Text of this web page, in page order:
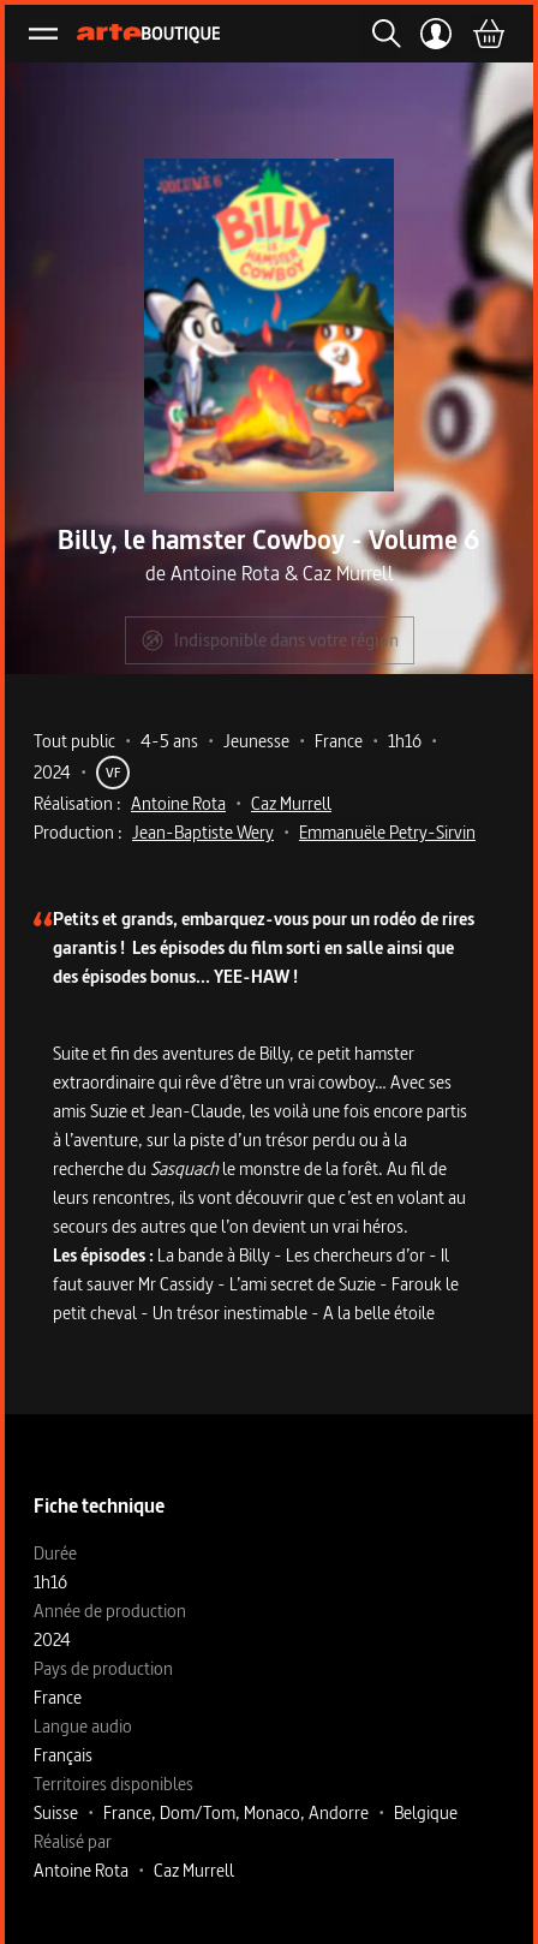
Ouvrir le menu
Billy, le hamster Cowboy - Volume 6
deAntoine Rota &Caz Murrell
Indisponible dans votre région
Metadata du programme
Tout public • 4-5 ans • Jeunesse • France • 1h16 •
2024 • VF
Réalisation : Antoine Rota • Caz Murrell
Production : Jean-Baptiste Wery • Emmanuële Petry-Sirvin
Petits et grands, embarquez-vous pour un rodéo de rires
garantis ! Les épisodes du film sorti en salle ainsi que
des épisodes bonus... YEE-HAW !
Suite et fin des aventures de Billy, ce petit hamster
extraordinaire qui rêve d’être un vrai cowboy… Avec ses
amis Suzie et Jean-Claude, les voilà une fois encore partis
à l’aventure, sur la piste d’un trésor perdu ou à la
recherche du Sasquachle monstre de la forêt. Au fil de
leurs rencontres, ils vont découvrir que c’est en volant au
secours des autres que l’on devient un vrai héros.
Les épisodes : La bande à Billy - Les chercheurs d’or - Il
faut sauver Mr Cassidy - L’ami secret de Suzie - Farouk le
petit cheval - Un trésor inestimable - A la belle étoile
Fiche technique
Fiche technique section gauche
Durée
1h16
Année de production
2024
Pays de production
France
Langue audio
Français
Territoires disponibles
Suisse • France, Dom/Tom, Monaco, Andorre • Belgique
Fiche technique section droite
Réalisé par
Antoine Rota • Caz Murrell